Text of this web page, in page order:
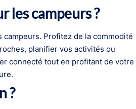
les campeurs ?
Profitez de la commodité
planifier vos activités ou
connecté tout en profitant de votre
?